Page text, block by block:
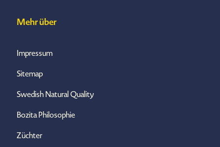
Mehr über
Impressum
Sitemap
Swedish Natural Quality
Bozita Philosophie
Züchter